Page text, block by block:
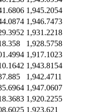
1,945.2054
1,946.7473
1,931.2218
1,928.5758
1,917.1023
1,943.8154
1,942.4711
1,947.0607
1,920.2255
1,923.621